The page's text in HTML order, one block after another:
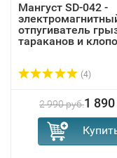
Мангуст SD-042 -
отпугиватель
тараканов и
(4)
2 990 руб.1